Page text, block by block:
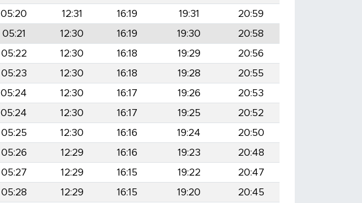
05:20 12:31 16:19 19:31
20:59
05:21 12:30 16:19 19:30
20:58
05:22 12:30 16:18 19:29
20:56
05:23 12:30 16:18 19:28
20:55
05:24 12:30 16:17 19:26
20:53
05:24 12:30 16:17 19:25
20:52
05:25 12:30 16:16 19:24
20:50
05:26 12:29 16:16 19:23
20:48
05:27 12:29 16:15 19:22
20:47
05:28 12:29 16:15 19:20
20:45